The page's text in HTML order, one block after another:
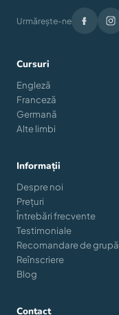
Urmărește-ne
Cursuri
Engleză
Franceză
Germană
Alte limbi
Informații
Despre noi
Prețuri
Întrebări frecvente
Testimoniale
Recomandare de grupă
Reînscriere
Blog
Contact